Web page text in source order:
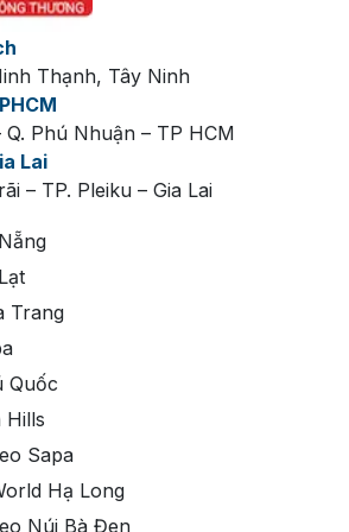
Thị trấn Địa Trung Hải (Sunset
nên bỏ lỡ việc dạo bước tại
lối kiến trúc lấy cảm hứng từ
mộng, các dãy phố shophouse
hồ Central Village và đặc biệt là
sẽ mang lại cho bạn những
đẳng cấp quốc tế.
Thạnh, Tây Ninh
Q. Phú Nhuận – TP HCM
Lai
– TP. Pleiku – Gia Lai
Trang
Quốc
Hills
Sapa
Hạ Long
Núi Bà Đen